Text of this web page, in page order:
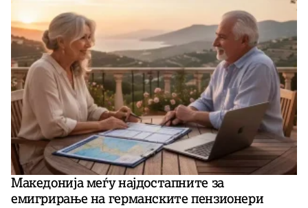
Македонија меѓу најдостапните за
емигрирање на германските пензионери